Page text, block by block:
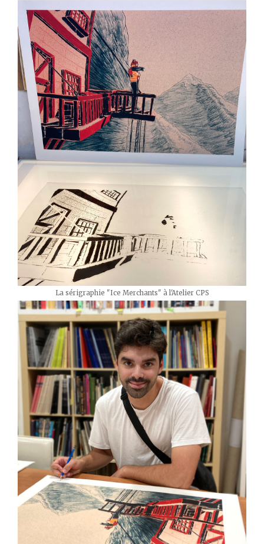
La sérigraphie "Ice Merchants" à l'Atelier CPS